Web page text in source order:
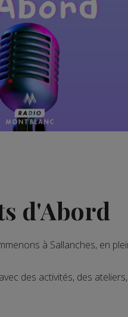
d'Abord
à Sallanches, en
des activités, des